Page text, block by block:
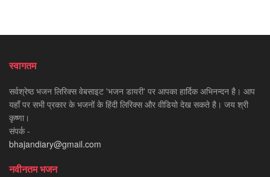
स्वागतम
सर्वश्रेष्ठ भजन लिरिक्स वेबसाइट 'भजन डायरी' पर आपका हार्दिक अभिनन्दन है। आप
यहाँ पर सभी प्रकार के भजनों के हिंदी लिरिक्स और वीडियो देख सकते है। जय श्री
कृष्णा।
संपर्क -
bhajandiary@gmail.com
नवीनतम भजन